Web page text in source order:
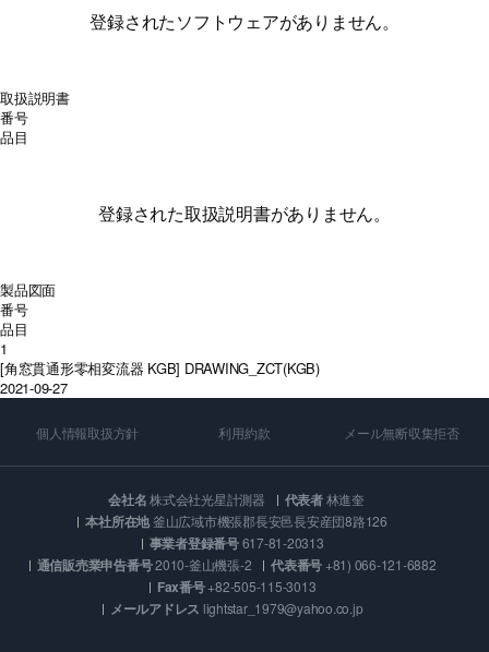
登録されたソフトウェアがありません。
取扱説明書
番号
品目
登録された取扱説明書がありません。
製品図面
番号
品目
1
[角窓貫通形零相変流器 KGB] DRAWING_ZCT(KGB)
2021-09-27
個人情報取扱方針 利用約款 メール無断収集拒否
会社名株式会社光星計測器 代表者林進奎
本社所在地釜山広域市機張郡長安邑長安産団8路126
事業者登録番号617-81-20313
通信販売業申告番号2010-釜山機張-2 代表番号 +81) 066-121-6882
Fax番号+82-505-115-3013
メールアドレス lightstar_1979@yahoo.co.jp